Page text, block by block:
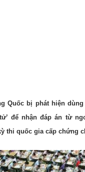
Quốc bị phát hiện
để nhận đáp án từ
thi quốc gia cấp chứng